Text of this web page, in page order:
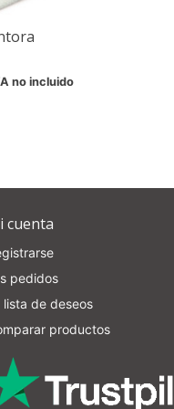
no incluido
cuenta
pedidos
lista de deseos
productos